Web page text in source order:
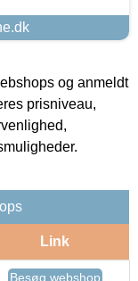
og anmeldt
prisniveau,
Link
Besøg webshop